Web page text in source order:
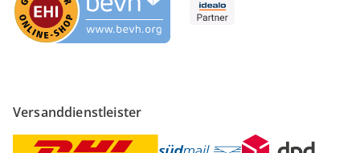
Versanddienstleister